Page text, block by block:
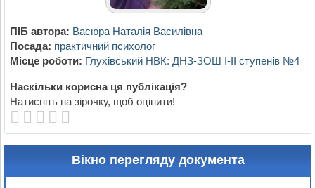
ПІБ автора: Васюра Наталія Василівна
Посада: практичний психолог
Місце роботи: Глухівський НВК: ДНЗ-ЗОШ І-ІІ ступенів №4
Наскільки корисна ця публікація?
Натисніть на зірочку, щоб оцінити!
Вікно перегляду документа